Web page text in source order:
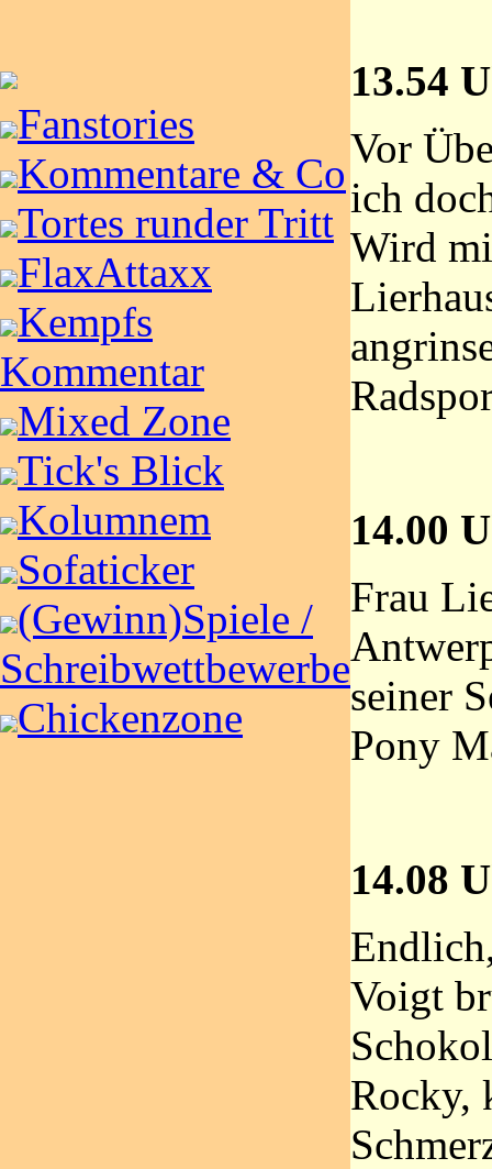
Fanstories
Kommentare & Co
Tortes runder Tritt
FlaxAttaxx
Kempfs
Kommentar
Mixed Zone
Tick's Blick
Kolumnem
Sofaticker
(Gewinn)Spiele /
Schreibwettbewerbe
Chickenzone
13.54
Vor
ich
Wird
14.00
Frau
seiner
Pony
14.08
Voigt
Rocky,